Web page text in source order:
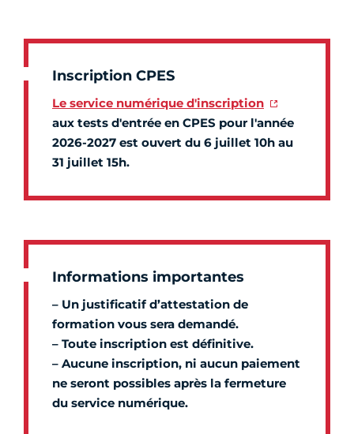
Inscription CPES
Le service numérique d'inscription
aux tests d'entrée en CPES pour l'année
2026-2027 est ouvert du 6 juillet 10h au
31 juillet 15h.
Informations importantes
– Un justificatif d’attestation de
formation vous sera demandé.
– Toute inscription est définitive.
– Aucune inscription, ni aucun paiement
ne seront possibles après la fermeture
du service numérique.